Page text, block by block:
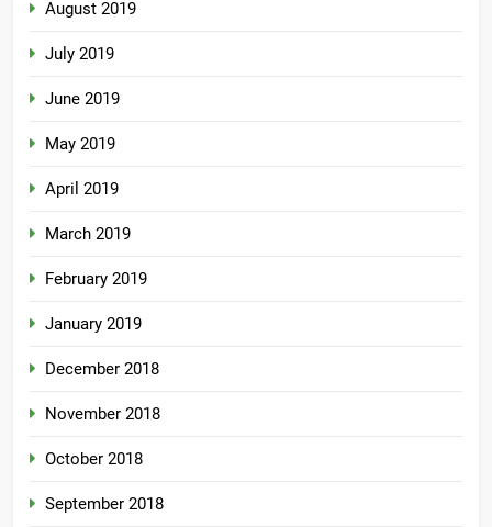
August 2019
July 2019
June 2019
May 2019
April 2019
March 2019
February 2019
January 2019
December 2018
November 2018
October 2018
September 2018